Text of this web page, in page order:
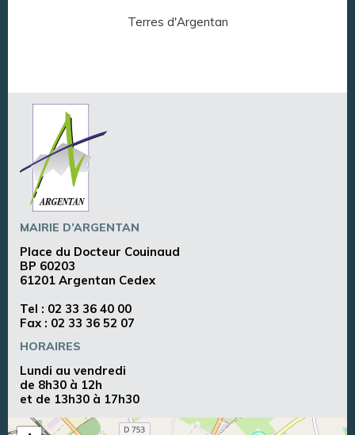
Terres d'Argentan
MAIRIE D’ARGENTAN
Place du Docteur Couinaud
BP 60203
61201 Argentan Cedex
Tel : 02 33 36 40 00
Fax : 02 33 36 52 07
HORAIRES
Lundi au vendredi
de 8h30 à 12h
et de 13h30 à 17h30